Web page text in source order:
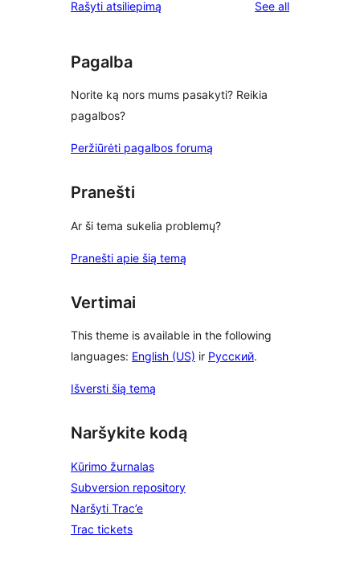
reviews
star
Rašyti atsiliepimą See allreviews
Pagalba
Norite ką nors mums pasakyti? Reikia
pagalbos?
Peržiūrėti pagalbos forumą
Pranešti
Ar ši tema sukelia problemų?
Pranešti apie šią temą
Vertimai
This theme is available in the following
languages: English (US) ir Русский.
Išversti šią temą
Naršykite kodą
Kūrimo žurnalas
Subversion repository
Naršyti Trac’e
Trac tickets